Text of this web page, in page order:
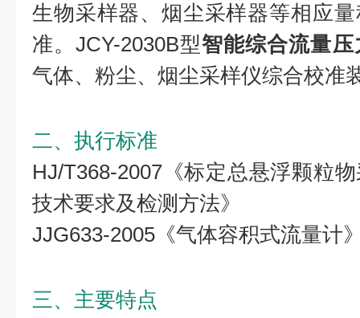
生物采样器、烟尘采样器等相应
准。JCY-2030B型智能综合流量
气体、粉尘、烟尘采样仪综合校准
二、执行标准
HJ/T368-2007《标定总悬浮颗粒
技术要求及检测方法》
JJG633-2005《气体容积式流量计
三、主要特点